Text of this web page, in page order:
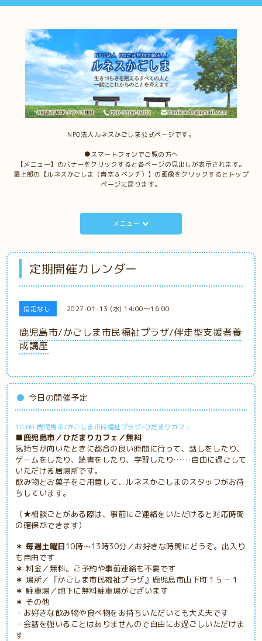
NPO法人ルネスかごしま公式ページです。
●スマートフォンでご覧の方へ
【メニュー】のバナーをクリックすると各ページの見出しが表示されます。
最上部の【ルネスかごしま（青空＆ベンチ）】の画像をクリックするとトップ
ページに戻ります。
メニュー
定期開催カレンダー
指定なし 2027-01-13 (水) 14:00～16:00
鹿児島市/かごしま市民福祉プラザ/伴走型支援者養
成講座
今日の開催予定
10:00 鹿児島市/かごしま市民福祉プラザ/ひだまりカフェ
■鹿児島市／ひだまりカフェ／無料
気持ちが向いたときに都合の良い時間に行って、話しをしたり、
ゲームをしたり、読書をしたり、学習したり……自由に過ごして
いただける居場所です。
飲み物とお菓子をご用意して、ルネスかごしまのスタッフがお待
ちしています。
（★相談ごとがある際は、事前にご連絡をいただけると対応時間
の確保ができます）
＊ 毎週土曜日10時～13時30分／お好きな時間にどうぞ。出入り
も自由です
＊ 料金／無料。ご予約や事前連絡も不要です
＊ 場所／『かごしま市民福祉プラザ』鹿児島市山下町１５－１
＊ 駐車場／地下に無料駐車場がございます
＊ その他
・お好きな飲み物や食べ物をお持ちいただいても大丈夫です
・会話を強いることはありませんので自由にお過ごしいただけま
す